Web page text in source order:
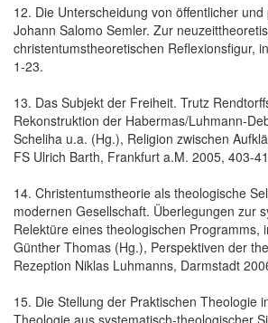
12. Die Unterscheidung von öffentlicher
Johann Salomo Semler. Zur
christentumstheoretischen Reflexionsfigur,
1-23.
13. Das Subjekt der Freiheit. Trutz
Rekonstruktion der Habermas/Luhmann-
Scheliha u.a. (Hg.), Religion zwischen
FS Ulrich Barth, Frankfurt a.M. 2005, 403-
14. Christentumstheorie als theologische
modernen Gesellschaft. Überlegungen zur
Relektüre eines theologischen Programms,
Günther Thomas (Hg.), Perspektiven der
Rezeption Niklas Luhmanns, Darmstadt
15. Die Stellung der Praktischen Theologie
Theologie aus systematisch-theologischer